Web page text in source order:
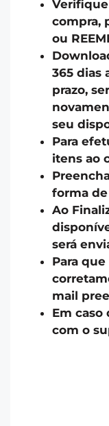
compra,
ou
365 dias
prazo,
seu
Para
itens ao
forma
Ao
será
Para
mail
Em
com o